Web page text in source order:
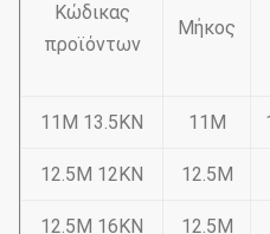
Κώδικας
προϊόντων
Μήκος
11M 13.5KN 11M
12.5M 12KN 12.5M
12.5M 16KN 12.5M